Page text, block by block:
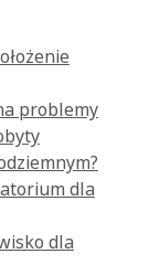
problemy
dla
dla